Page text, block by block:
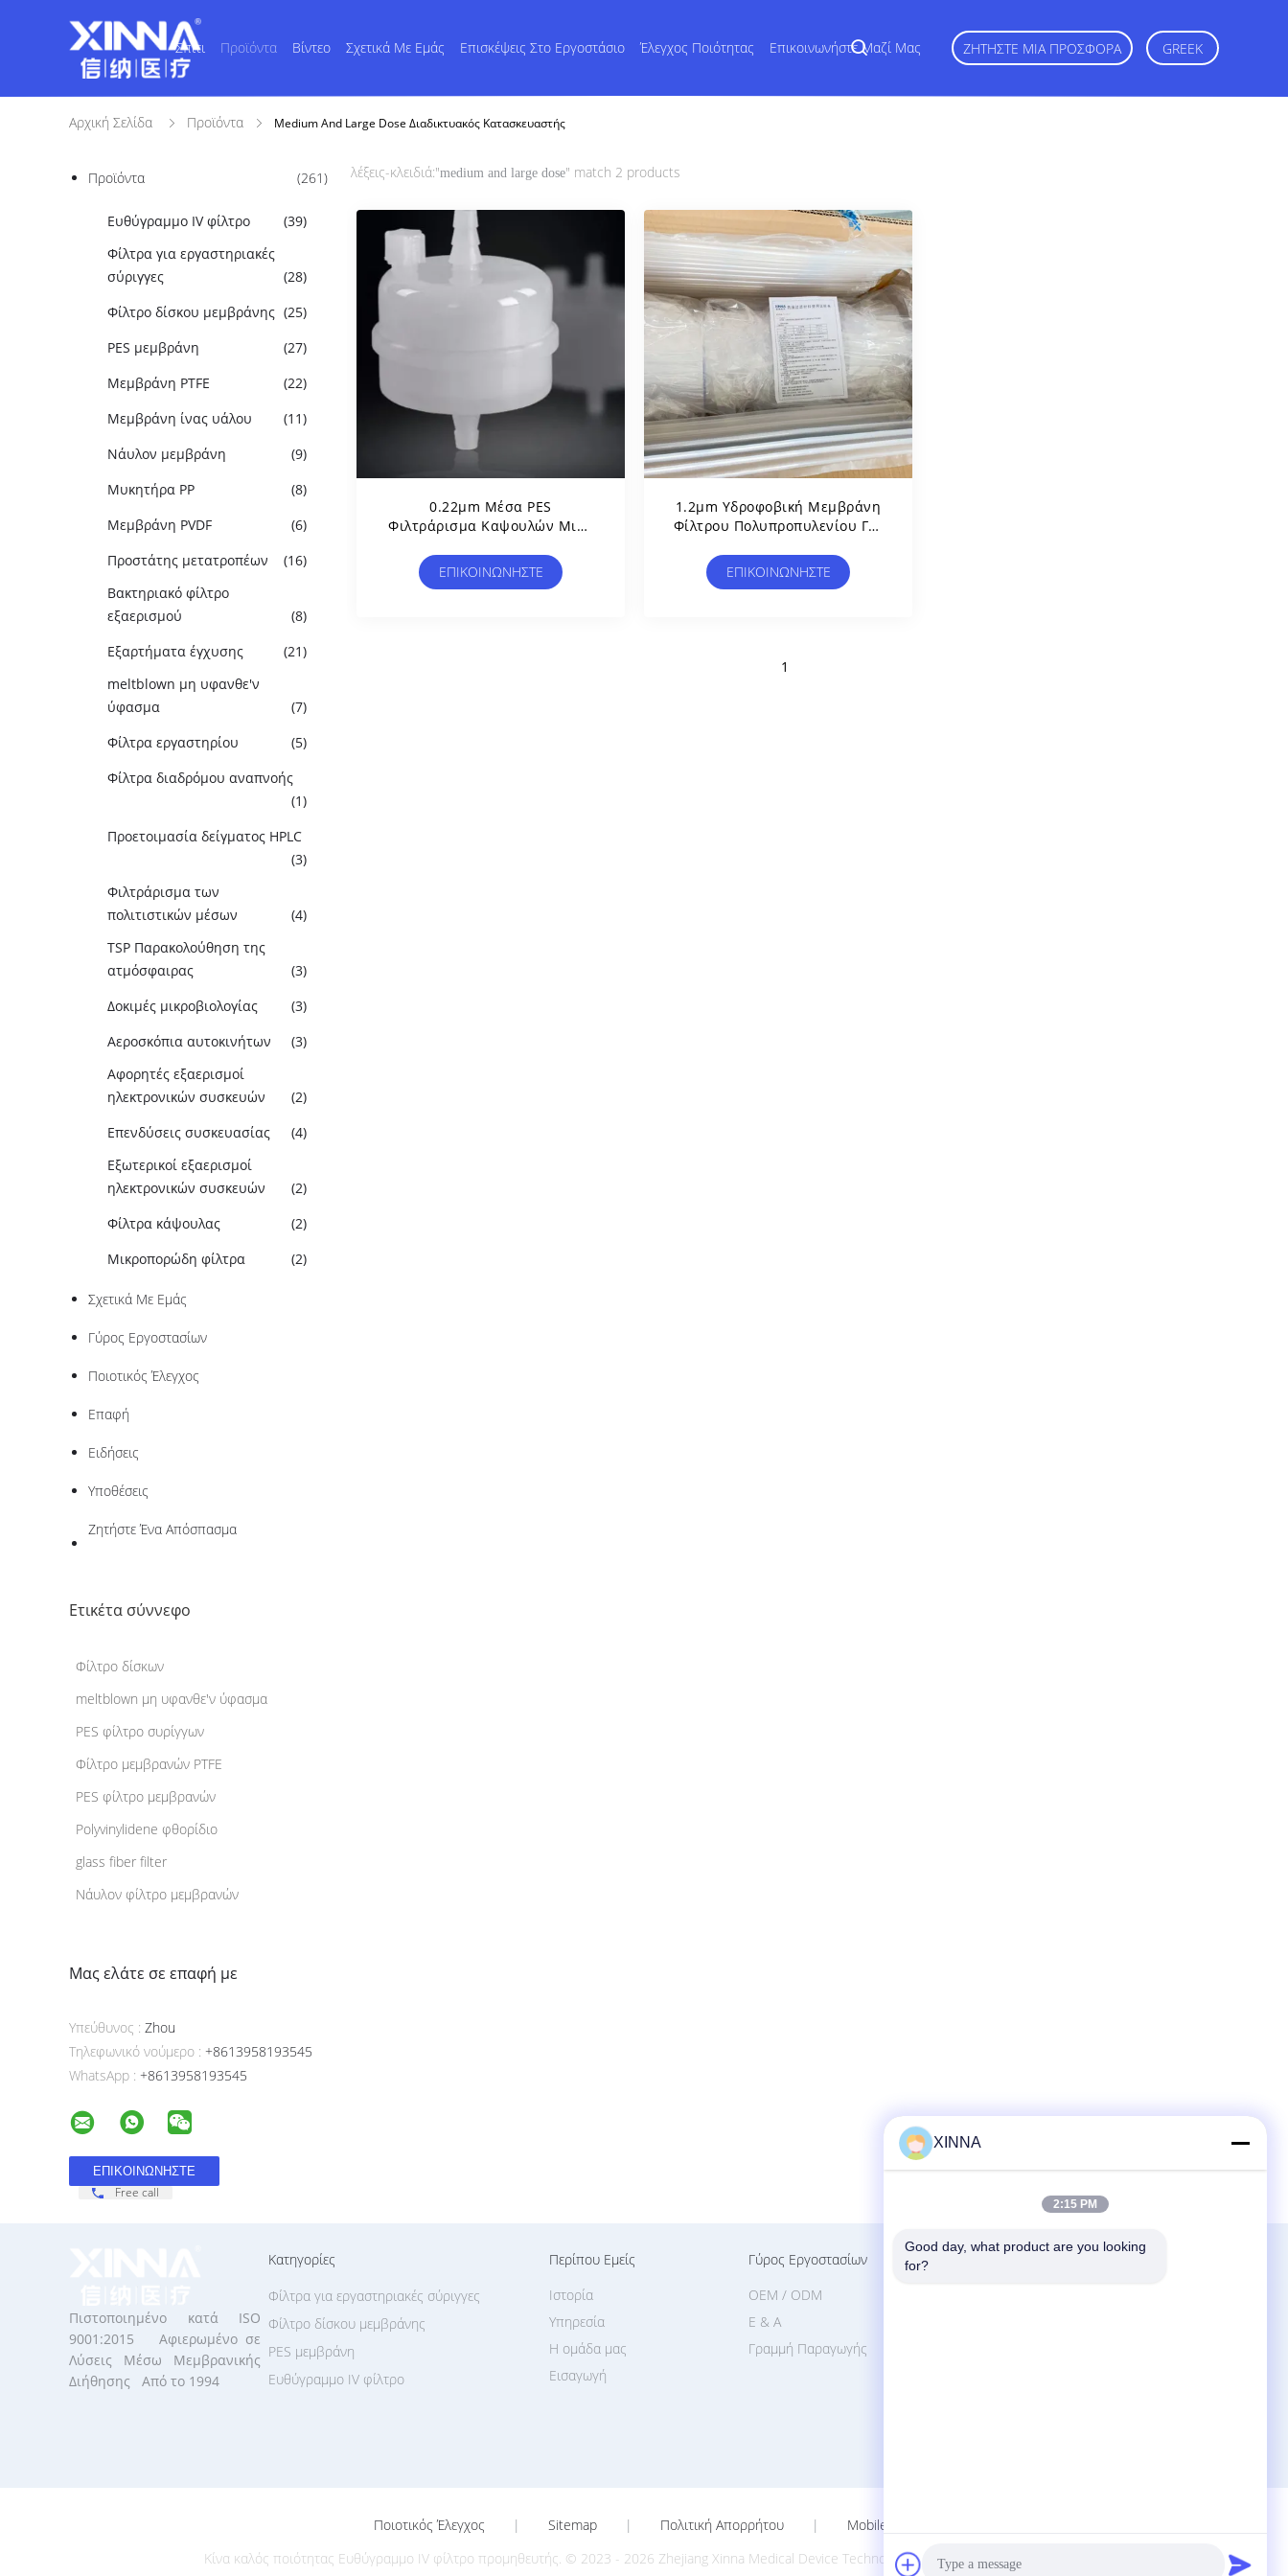
Σπίτι Προϊόντα Βίντεο Σχετικά Με Εμάς Επισκέψεις Στο Εργοστάσιο Έλεγχος Ποιότητας Επικοινωνήστε Μαζί Μας ΖΗΤΉΣΤΕ ΜΙΑ ΠΡΟΣΦΟΡΆ GREEK
Αρχική Σελίδα Προϊόντα Medium And Large Dose Διαδικτυακός Κατασκευαστής
Προϊόντα (261)
Ευθύγραμμο IV φίλτρο
(39)
Φίλτρα για εργαστηριακές
σύριγγες
(28)
Φίλτρο δίσκου μεμβράνης (25)
PES μεμβράνη
(27)
Μεμβράνη PTFE
(22)
Μεμβράνη ίνας υάλου
(11)
Νάυλον μεμβράνη
(9)
Μυκητήρα PP
(8)
Μεμβράνη PVDF
(6)
Προστάτης μετατροπέων
(16)
Βακτηριακό φίλτρο
εξαερισμού
(8)
Εξαρτήματα έγχυσης
(21)
meltblown μη υφανθε'ν
ύφασμα
(7)
Φίλτρα εργαστηρίου
(5)
Φίλτρα διαδρόμου αναπνοής
(1)
Προετοιμασία δείγματος HPLC
(3)
Φιλτράρισμα των
πολιτιστικών μέσων
(4)
TSP Παρακολούθηση της
ατμόσφαιρας
(3)
Δοκιμές μικροβιολογίας
(3)
Αεροσκόπια αυτοκινήτων
(3)
Αφορητές εξαερισμοί
ηλεκτρονικών συσκευών
(2)
Επενδύσεις συσκευασίας
(4)
Εξωτερικοί εξαερισμοί
ηλεκτρονικών συσκευών
(2)
Φίλτρα κάψουλας
(2)
Μικροπορώδη φίλτρα
(2)
Σχετικά Με Εμάς
Γύρος Εργοστασίων
Ποιοτικός Έλεγχος
Επαφή
Ειδήσεις
Υποθέσεις
Ζητήστε Ένα Απόσπασμα
Ετικέτα σύννεφο
Φίλτρο δίσκων
meltblown μη υφανθε'ν ύφασμα
PES φίλτρο συρίγγων
Φίλτρο μεμβρανών PTFE
PES φίλτρο μεμβρανών
Polyvinylidene φθορίδιο
glass fiber filter
Νάυλον φίλτρο μεμβρανών
Μας ελάτε σε επαφή με
Υπεύθυνος : Zhou
Τηλεφωνικό νούμερο : +8613958193545
WhatsApp : +8613958193545
Free call
λέξεις-κλειδιά:"medium and large dose" match 2 products
0.22μm Μέσα PES
Φιλτράρισμα Καψουλών Μιας
Μεγαλύτερης Δόσης Σε
Εργαστηριακές Δοκιμές
ΕΠΙΚΟΙΝΩΝΉΣΤΕ
1.2μm Υδροφοβική Μεμβράνη
Φίλτρου Πολυπροπυλενίου Για
ΕΠΙΚΟΙΝΩΝΉΣΤΕ
1
Πιστοποιημένο κατά ISO
9001:2015 Αφιερωμένο σε
Λύσεις Μέσω Μεμβρανικής
Διήθησης Από το 1994
Κατηγορίες
Ευθύγραμμο IV φίλτρο
Φίλτρα για εργαστηριακές σύριγγες
Φίλτρο δίσκου μεμβράνης
PES μεμβράνη
Περίπου Εμείς
Εισαγωγή
Ιστορία
Υπηρεσία
Η ομάδα μας
Γύρος Εργοστασίων
Γραμμή Παραγωγής
OEM / ODM
Ε & Α
Επαφή
Ποιοτικός Έλεγχος | Sitemap | Πολιτική Απορρήτου |
Mobile Site
Κίνα καλός ποιότητας Ευθύγραμμο IV φίλτρο προμηθευτής. © 2023 - 2026 Zhejiang Xinna Medical Device Technology Co., Ltd.. All Rights Reserved.
XINNA
2:15 PM
Good day, what product are you looking
for?